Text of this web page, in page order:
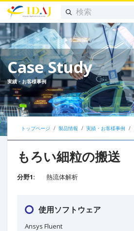
Case Study
実績・お客様事例
トップページ 製品情報 実績・お客様事例
もろい細粒の搬送
分野1: 熱流体解析
使用ソフトウェア
Ansys Fluent